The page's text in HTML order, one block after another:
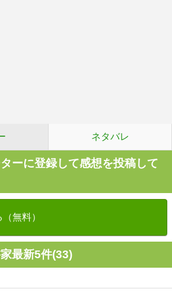
ネタバレ
ーに登録して感想を投稿して
無料）
最新5件(33)